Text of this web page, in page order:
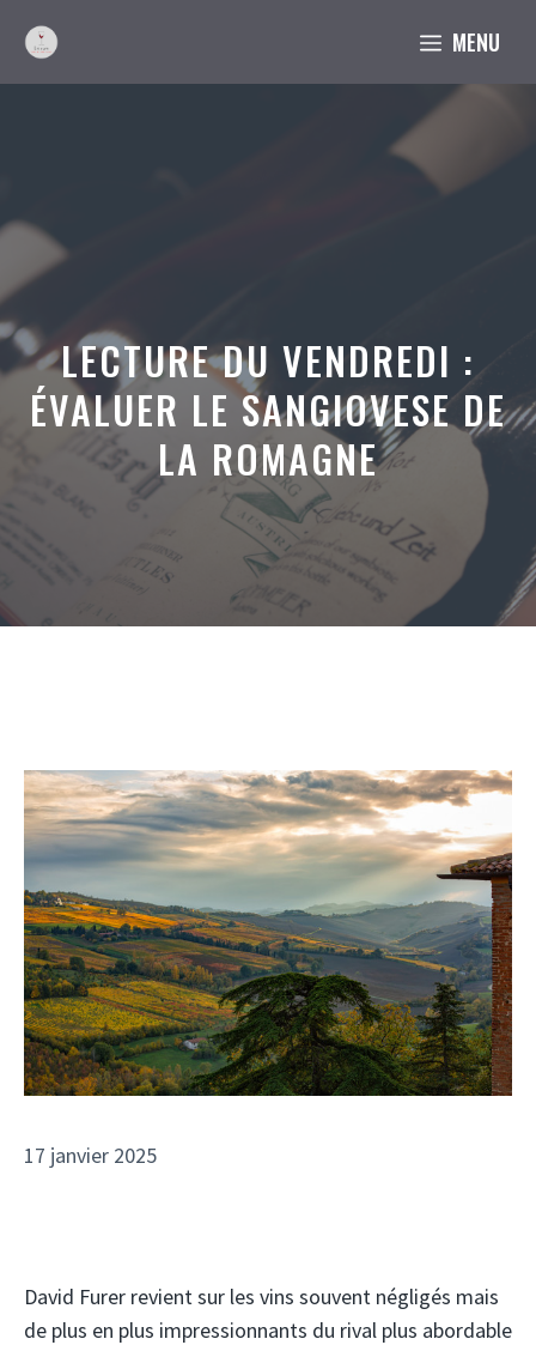
contenu
MENU
LECTURE DU VENDREDI :
ÉVALUER LE SANGIOVESE DE
LA ROMAGNE
17 janvier 2025
David Furer revient sur les vins souvent négligés mais
de plus en plus impressionnants du rival plus abordable